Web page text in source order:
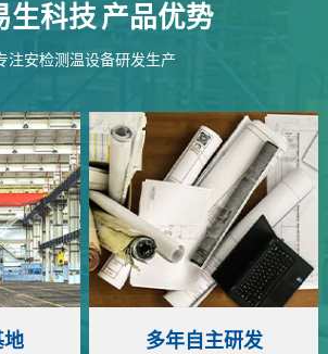
生科技 产品优势
注安检测温设备研发生产
地 多年自主研发